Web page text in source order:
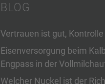
BLOG
Vertrauen ist gut,
Eisenversorgung beim
Engpass in der
Welcher Nuckel ist der